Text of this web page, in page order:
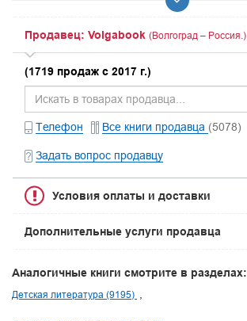
Продавец: Volgabook (Волгоград – Россия.)
(1719 продаж с 2017 г.)
Телефон Все книги продавца (5078)
Задать вопрос продавцу
Условия оплаты и доставки
Дополнительные услуги продавца
Аналогичные книги смотрите в разделах:
Детская литература (9195)